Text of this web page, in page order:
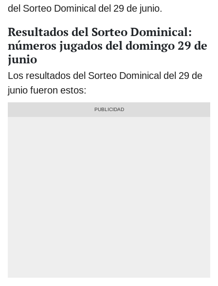
del Sorteo Dominical del 29 de junio.
Resultados del Sorteo Dominical:
números jugados del domingo 29 de
junio
Los resultados del Sorteo Dominical del 29 de
junio fueron estos: